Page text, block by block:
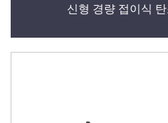
신형 경량 접이식